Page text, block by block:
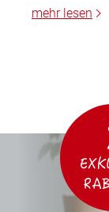
mehr lesen